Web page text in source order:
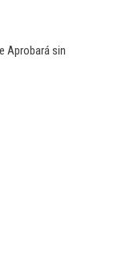
Aprobará sin